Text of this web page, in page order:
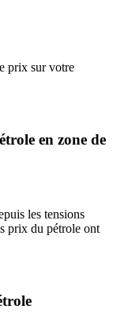
prix sur votre
en zone de
les tensions
prix du pétrole ont